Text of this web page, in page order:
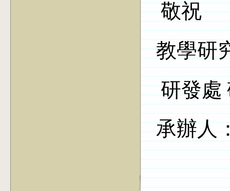
敬祝
教學研
研發處
承辦人